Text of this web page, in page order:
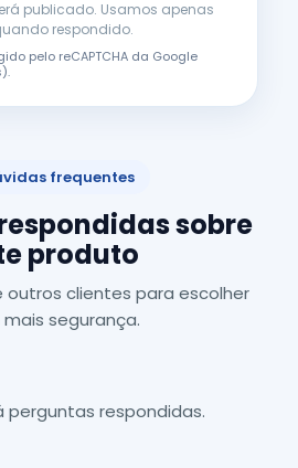
publicado. Usamos apenas
respondido.
pelo reCAPTCHA da Google
).
frequentes
sobre
produto
outros clientes para escolher
segurança.
perguntas respondidas.